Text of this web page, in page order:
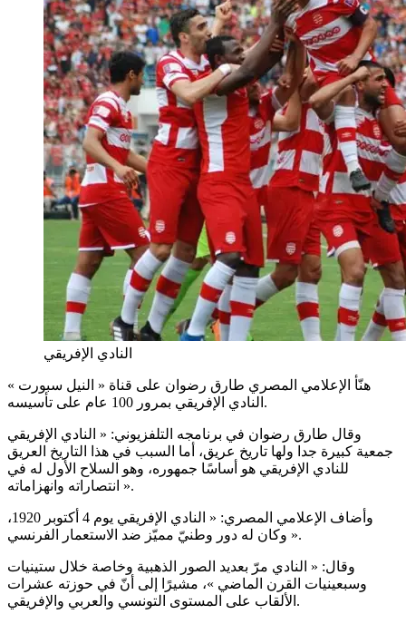
النادي الإفريقي
هنّأ الإعلامي المصري طارق رضوان على قناة « النيل سبورت »
النادي الإفريقي بمرور 100 عام على تأسيسه.
وقال طارق رضوان في برنامجه التلفزيوني: « النادي الإفريقي
جمعية كبيرة جدا ولها تاريخ عريق، أما السبب في هذا التاريخ العريق
للنادي الإفريقي هو أساسًا جمهوره، وهو السلاح الأول له في
انتصاراته وانهزاماته ».
وأضاف الإعلامي المصري: « النادي الإفريقي يوم 4 أكتوبر 1920،
وكان له دور وطنيّ مميّز ضد الاستعمار الفرنسي ».
وقال: « النادي مرّ بعديد الصور الذهبية وخاصة خلال ستينيات
وسبعينيات القرن الماضي »، مشيرًا إلى أنّ في حوزته عشرات
الألقاب على المستوى التونسي والعربي والإفريقي.